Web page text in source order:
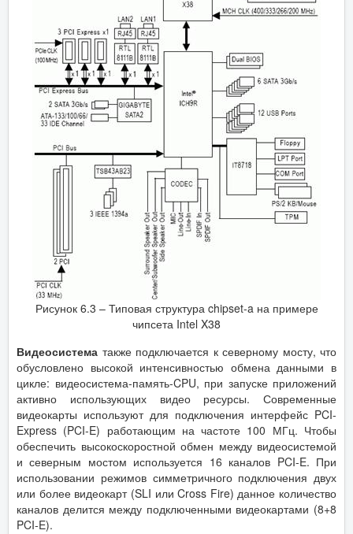
Рисунок 6.3 – Типовая структура chipset-a на примере
чипсета Intel X38
Видеосистема также подключается к северному мосту, что
обусловлено высокой интенсивностью обмена данными в
цикле: видеосистема-память-CPU, при запуске приложений
активно использующих видео ресурсы. Современные
видеокарты используют для подключения интерфейс PCI-
Express (PCI-E) работающим на частоте 100 МГц. Чтобы
обеспечить высокоскоростной обмен между видеосистемой
и северным мостом используется 16 каналов PCI-E. При
использовании режимов симметричного подключения двух
или более видеокарт (SLI или Cross Fire) данное количество
каналов делится между подключенными видеокартами (8+8
PCI‑E).